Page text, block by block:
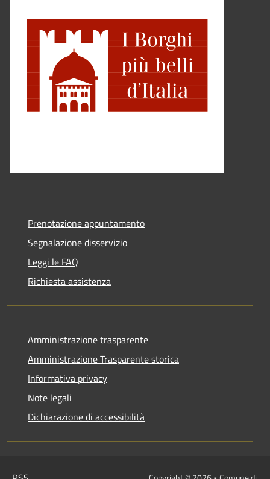
Prenotazione appuntamento
Segnalazione disservizio
Leggi le FAQ
Richiesta assistenza
Amministrazione trasparente
Amministrazione Trasparente storica
Informativa privacy
Note legali
Dichiarazione di accessibilità